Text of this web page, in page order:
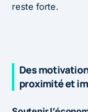
reste forte.
Des
proximité et